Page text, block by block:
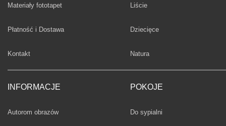
Materiały fototapet
Płatność i Dostawa
Kontakt
INFORMACJE
Autorom obrazów
Fototapety
Liście
Fototapety
Dziecięce
Fototapety
Natura
POKOJE
Fototapety
Do sypialni